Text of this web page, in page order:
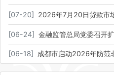
[07-20] 2026年7月20日贷款市
[06-24] 金融监管总局党委召开
[06-18] 成都市启动2026年防范